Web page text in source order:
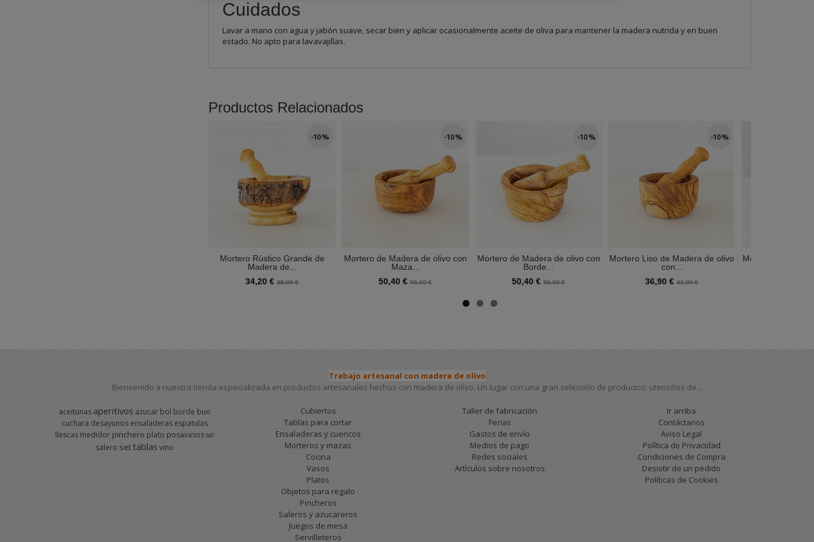
Cuidados
Lavar a mano con agua y jabón suave, secar bien y aplicar ocasionalmente aceite de oliva para mantener la madera nutrida y en buen
estado. No apto para lavavajillas.
Productos Relacionados
-10 %
Mortero Rústico Grande de
Madera de...
34,20 € 38,00 €
-10 %
Mortero de Madera de olivo con
Maza...
50,40 € 56,00 €
-10 %
Mortero de Madera de olivo con
Borde...
50,40 € 56,00 €
-10 %
Mortero Liso de Madera de olivo
con...
36,90 € 41,00 €
Mortero Liso de
Trabajo artesanal con madera de olivo
Bienvenido a nuestra tienda especializada en productos artesanales hechos con madera de olivo. Un lugar con una gran selección de productos: utensilios de...
aceitunas aperitivos azucar bol borde buo
cuchara desayunos ensaladeras espatulas
llescas medidor pinchero plato posavasos sal
salero set tablas vino
Cubiertos
Tablas para cortar
Ensaladeras y cuencos
Morteros y mazas
Cocina
Vasos
Platos
Objetos para regalo
Pincheros
Saleros y azucareros
Juegos de mesa
Servilleteros
Taller de fabricación
Ferias
Gastos de envío
Medios de pago
Redes sociales
Artículos sobre nosotros
Ir arriba
Contáctanos
Aviso Legal
Política de Privacidad
Condiciones de Compra
Desistir de un pedido
Políticas de Cookies